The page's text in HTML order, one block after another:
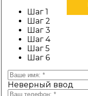
Шаг 1
Шаг 2
Шаг 3
Шаг 4
Шаг 5
Шаг 6
Неверный ввод